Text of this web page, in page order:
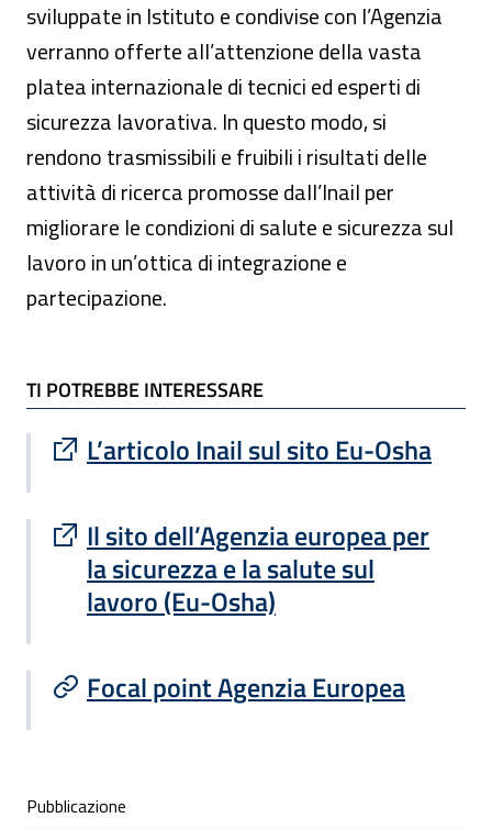
sviluppate in Istituto e condivise con l’Agenzia
verranno offerte all’attenzione della vasta
platea internazionale di tecnici ed esperti di
sicurezza lavorativa. In questo modo, si
rendono trasmissibili e fruibili i risultati delle
attività di ricerca promosse dall’Inail per
migliorare le condizioni di salute e sicurezza sul
lavoro in un’ottica di integrazione e
partecipazione.
TI POTREBBE INTERESSARE
TI POTREBBE INTERESSARE
L’articolo Inail sul sito Eu-Osha
Sito esterno : apre una nuova finestra
Il sito dell’Agenzia europea per
la sicurezza e la salute sul
lavoro (Eu-Osha)
Sito esterno : apre una nuova finestra
Focal point Agenzia Europea
Condivisione social
Pubblicazione